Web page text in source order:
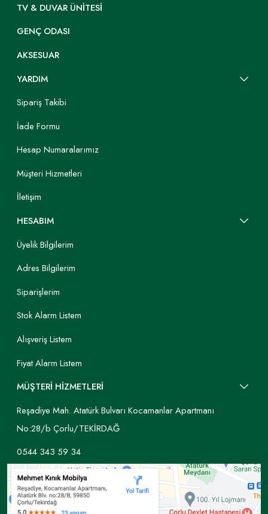
TV & DUVAR ÜNITESI
GENÇ ODASI
AKSESUAR
YARDIM
Sipariş Takibi
İade Formu
Hesap Numaralarımız
Müşteri Hizmetleri
İletişim
HESABIM
Üyelik Bilgilerim
Adres Bilgilerim
Siparişlerim
Stok Alarm Listem
Alışveriş Listem
Fiyat Alarm Listem
MÜŞTERİ HİZMETLERİ
Reşadiye Mah. Atatürk Bulvarı Kocamanlar Apartmanı
No:28/b Çorlu/TEKİRDAĞ
0544 343 59 34